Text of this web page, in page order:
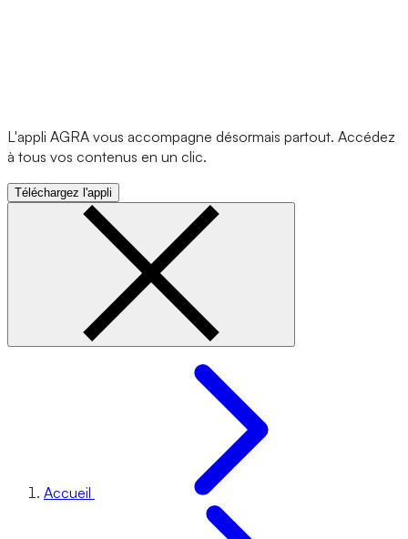
L'appli AGRA vous accompagne désormais partout. Accédez
à tous vos contenus en un clic.
Téléchargez l'appli
Accueil